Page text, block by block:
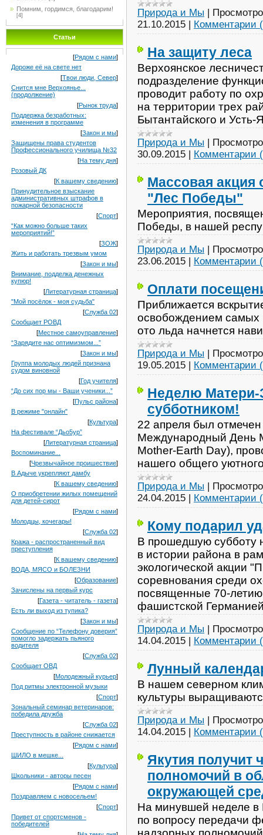
Помним, гордимся, благодарим!
[4]
Статьи
[Рядом с нами]
Дороже её на свете нет
[Твои люди, Север]
Снится мне Верхоянье...
(продолжение)
[Рынок труда]
Поддержка безработных:
изменения в программе
[Закон и мы]
Защищены права студентов
Профессионального училища №32
[На тему дня]
Розовый ДК
[К вашему сведению]
Принудительное взыскание
административных штрафов в
пожарной безопасности
[Спорт]
“Как можно больше таких
мероприятий!”
[ЗОЖ]
Жить и работать трезвым умом
[Закон и мы]
Внимание, подделка денежных
купюр!
[Литературная страница]
"Мой посёлок - моя судьба"
[Служба 02]
Сообщает РОВД
[Местное самоуправление]
“Зарядите нас оптимизмом...”
[Закон и мы]
Группа молодых людей признана
судом виновной
[Год учителя]
“До сих пор мы - Ваши ученики...”
[Пульс района]
В режиме "онлайн"
[Культура]
На фестивале “Дьо5ур”
[Литературная страница]
Воспоминание...
[Чрезвычайное проишествие]
В Адыче укрепляют дамбу
[К вашему сведению]
О приобретении жилых помещений
для детей-сирот
[Рядом с нами]
Молодцы, кочегары!
[Служба 02]
Кража - распространенный вид
преступления
[К вашему сведению]
ВОДА, МЯСО и БОЛЕЗНИ
[Образование]
Зачислены на первый курс
[Газета - читатель - газета]
Есть ли выход из тупика?
[Закон и мы]
Сообщение по “Телефону доверия”
помогло задержать пьяного
водителя
[Служба 02]
Сообщает ОВД
[Молодежный курьер]
Под ритмы электронной музыки
[Спорт]
Зональный семинар ветеринаров:
победила дружба
[Служба 02]
Преступность в районе снижается
[Рядом с нами]
ШИЛО в мешке...
[Культура]
Школьники - авторы песен
[Рядом с нами]
Поздравляем с новосельем!
[Спорт]
Привет от спортсменов -
победителей
Природа и Мы |
21.10.2015 | Комментарии
На защиту леса
Верхоянское
подразделение
проводит работу по
на территории трех
Бытантайского и Усть-
Природа и Мы |
30.09.2015 | Комментарии
Массовая акция
"Лес Победы"
Мероприятия,
Победы, в нашей
Природа и Мы |
23.06.2015 | Комментарии
Оплати
Приближается
освобождением самых
ото льда начнется
Природа и Мы |
19.05.2015 | Комментарии
Неделю Матери-
субботником!
22 апреля был
Международный День
Mother-Earth Day),
нашего общего
Природа и Мы |
24.04.2015 | Комментарии
Кому подарил
В прошедшую субботу
в истории района в
экологической акции
соревнования среди
посвященные 70-
фашистской
Природа и Мы |
14.04.2015 | Комментарии
Лунный
В нашем северном
культуры
Природа и Мы |
14.04.2015 | Комментарии
Якутия получит
полномочий в
окружающей
На минувшей неделе в
по вопросу передачи